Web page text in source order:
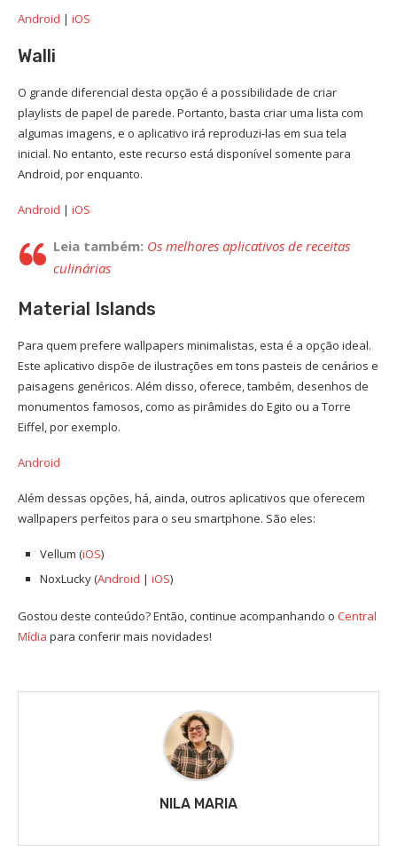
Android | iOS
Walli
O grande diferencial desta opção é a possibilidade de criar
playlists de papel de parede. Portanto, basta criar uma lista com
algumas imagens, e o aplicativo irá reproduzi-las em sua tela
inicial. No entanto, este recurso está disponível somente para
Android, por enquanto.
Android | iOS
Leia também: Os melhores aplicativos de receitas
culinárias
Material Islands
Para quem prefere wallpapers minimalistas, esta é a opção ideal.
Este aplicativo dispõe de ilustrações em tons pasteis de cenários e
paisagens genéricos. Além disso, oferece, também, desenhos de
monumentos famosos, como as pirâmides do Egito ou a Torre
Eiffel, por exemplo.
Android
Além dessas opções, há, ainda, outros aplicativos que oferecem
wallpapers perfeitos para o seu smartphone. São eles:
Vellum (iOS)
NoxLucky (Android | iOS)
Gostou deste conteúdo? Então, continue acompanhando o Central
Mídia para conferir mais novidades!
NILA MARIA